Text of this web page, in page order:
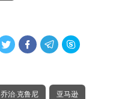
   
乔治·克鲁尼 亚马逊